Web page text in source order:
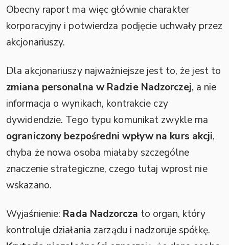
Obecny raport ma więc głównie charakter
korporacyjny i potwierdza podjęcie uchwały przez
akcjonariuszy.
Dla akcjonariuszy najważniejsze jest to, że jest to
zmiana personalna w Radzie Nadzorczej, a nie
informacja o wynikach, kontrakcie czy
dywidendzie. Tego typu komunikat zwykle ma
ograniczony bezpośredni wpływ na kurs akcji,
chyba że nowa osoba miałaby szczególne
znaczenie strategiczne, czego tutaj wprost nie
wskazano.
Wyjaśnienie: Rada Nadzorcza to organ, który
kontroluje działania zarządu i nadzoruje spółkę.